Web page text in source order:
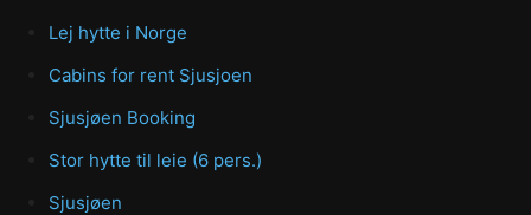
Lej hytte i Norge
Cabins for rent Sjusjoen
Sjusjøen Booking
Stor hytte til leie (6 pers.)
Sjusjøen